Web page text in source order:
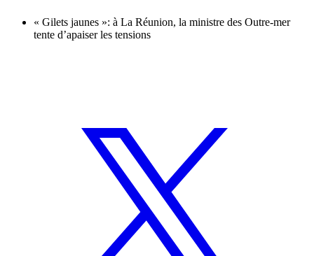
« Gilets jaunes »: à La Réunion, la ministre des Outre-mer
tente d’apaiser les tensions